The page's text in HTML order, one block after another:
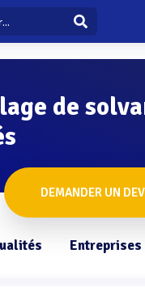
de
DEMANDER UN
Entreprises